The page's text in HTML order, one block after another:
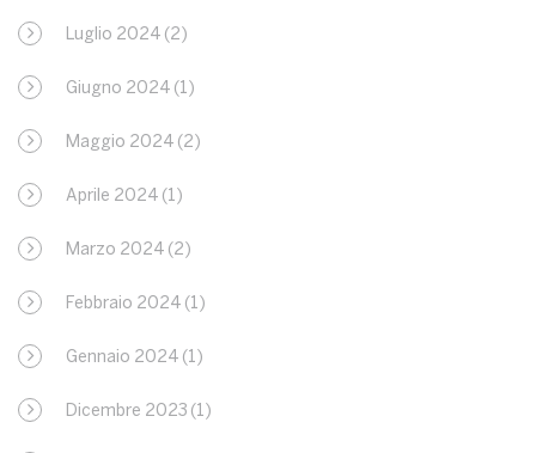
Luglio 2024 (2)
Giugno 2024 (1)
Maggio 2024 (2)
Aprile 2024 (1)
Marzo 2024 (2)
Febbraio 2024 (1)
Gennaio 2024 (1)
Dicembre 2023 (1)